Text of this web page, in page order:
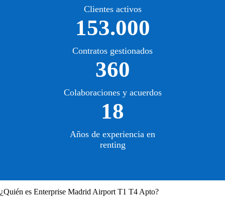
Clientes activos
153.000
Contratos gestionados
360
Colaboraciones y acuerdos
18
Años de experiencia en
renting
¿Quién es Enterprise Madrid Airport T1 T4 Apto?